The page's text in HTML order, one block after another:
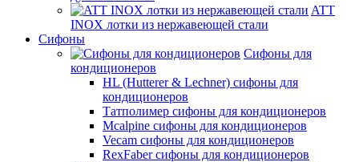
ATT
INOX лотки из нержавеющей стали
Сифоны
Сифоны для
кондиционеров
HL (Hutterer & Lechner) сифоны для
кондиционеров
Татполимер сифоны для кондиционеров
Mcalpine сифоны для кондиционеров
Vecam сифоны для кондиционеров
RexFaber сифоны для кондиционеров